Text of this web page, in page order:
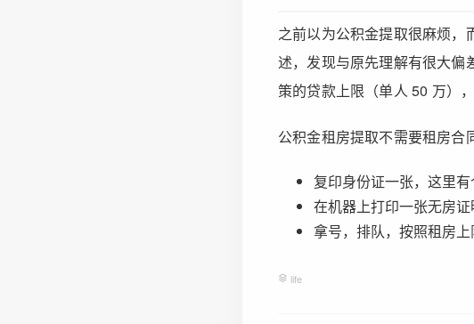
之前以为公积金提取很麻烦，
述，发现与原先理解有很大偏
策的贷款上限（单人 50 万）
公积金租房提取不需要租房合
复印身份证一张，这里
在机器上打印一张无房证
拿号，排队，按照租房
life